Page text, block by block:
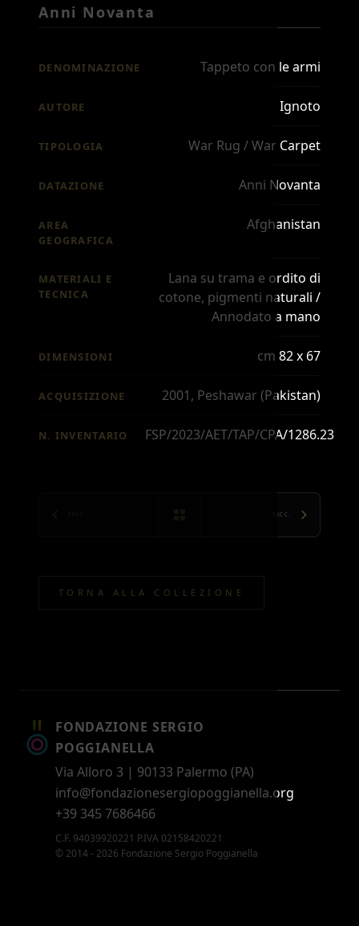
Anni Novanta
DENOMINAZIONE Tappeto con le armi
AUTORE Ignoto
TIPOLOGIA War Rug / War Carpet
DATAZIONE Anni Novanta
AREA
GEOGRAFICA
Afghanistan
MATERIALI E
TECNICA
Lana su trama e ordito di
cotone, pigmenti naturali /
Annodato a mano
DIMENSIONI cm 82 x 67
ACQUISIZIONE 2001, Peshawar (Pakistan)
N. INVENTARIO FSP/2023/AET/TAP/CPA/1286.23
SUCC.
TORNA ALLA COLLEZIONE
FONDAZIONE SERGIO
POGGIANELLA
Via Alloro 3 | 90133 Palermo (PA)
info@fondazionesergiopoggianella.org
+39 345 7686466
C.F. 94039920221 P.IVA 02158420221
© 2014 - 2026 Fondazione Sergio Poggianella